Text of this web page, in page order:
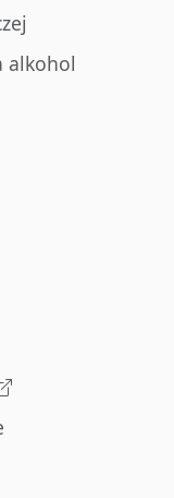
alkohol